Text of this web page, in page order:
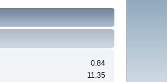
0.84
11.35